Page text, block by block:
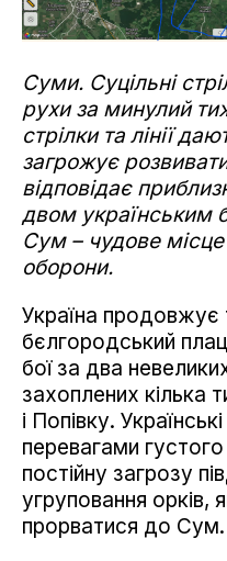
Суми. Суцільні
рухи за минулий
стрілки та лінії
загрожує
відповідає
двом українським
Сум – чудове місце
оборони.
Україна продовжує
бєлгородський
бої за два
захоплених кілька
і Попівку.
перевагами
постійну загрозу
угруповання орків,
прорватися до Сум.